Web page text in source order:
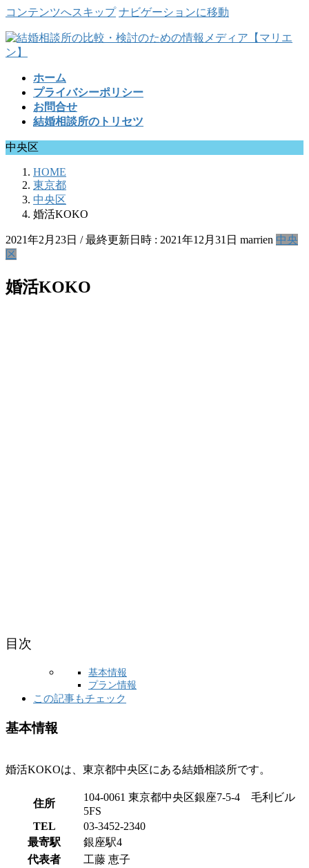
コンテンツへスキップ ナビゲーションに移動
ホーム
プライバシーポリシー
お問合せ
結婚相談所のトリセツ
中央区
HOME
東京都
中央区
婚活KOKO
2021年2月23日 / 最終更新日時 : 2021年12月31日 marrien 中央
区
婚活KOKO
目次
基本情報
プラン情報
この記事もチェック
基本情報
婚活KOKOは、東京都中央区にある結婚相談所です。
住所
104-0061 東京都中央区銀座7-5-4 毛利ビル
5FS
TEL
03-3452-2340
最寄駅
銀座駅4
代表者
工藤 恵子